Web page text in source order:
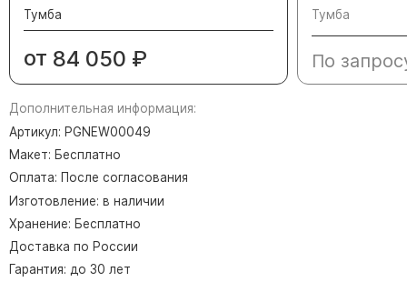
Памятники красно-черные
Памятники коричневые
Памятники серые
Памятники зеленые
Памятники из гранита Гранатовый Амфиболит
Памятники из гранита Сюскюянсаари
Памятники из гранита Балтик Грин
Тумба
от 84 050 ₽
Тумба
По
Дополнительная информация:
Артикул: PGNEW00049
Макет: Бесплатно
Оплата: После согласования
Изготовление: в наличии
Хранение: Бесплатно
Доставка по России
Гарантия: до 30 лет